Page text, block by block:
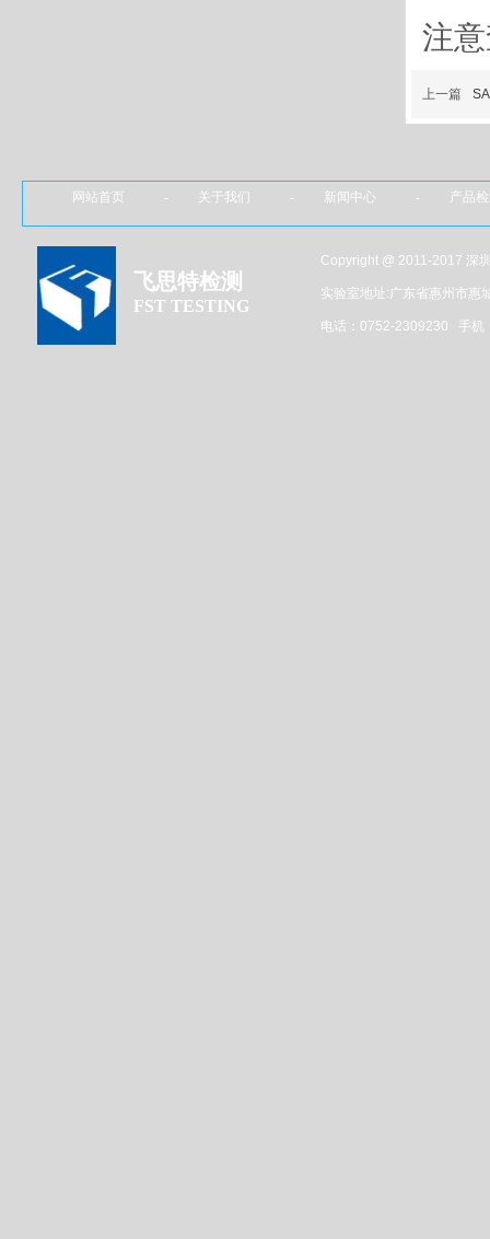
注
上一篇
Copyright @ 2011-2017 深
实验室地址:广东省惠州市惠
电话：0752-2309230 手
网站首页 - 关于我们 - 新闻中心 - 产品
飞思特检测
FST TESTING